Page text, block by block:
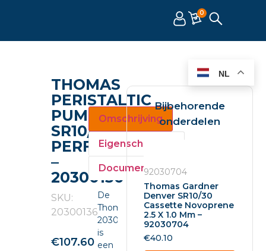
0
THOMAS
PERISTALTIC
PUMP
SR10/30
PERFORMANCE
–
20300136
SKU:
20300136
€107.60
Omschrijving
Eigenschappen
Documenten
De
Thomas
20300136
is
een
Bijbehorende
onderdelen
92030704
Thomas Gardner
Denver SR10/30
Cassette Novoprene
2.5 X 1.0 Mm –
92030704
€40.10
NL